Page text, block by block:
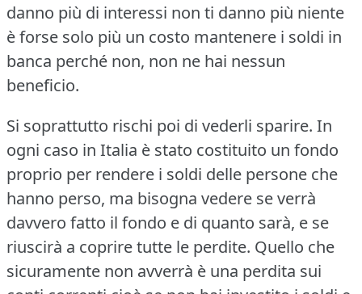
danno più di interessi non ti danno più niente
è forse solo più un costo mantenere i soldi in
banca perché non, non ne hai nessun
beneficio.
Si soprattutto rischi poi di vederli sparire. In
ogni caso in Italia è stato costituito un fondo
proprio per rendere i soldi delle persone che
hanno perso, ma bisogna vedere se verrà
davvero fatto il fondo e di quanto sarà, e se
riuscirà a coprire tutte le perdite. Quello che
sicuramente non avverrà è una perdita sui